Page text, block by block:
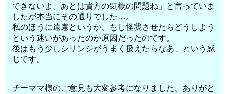
できないよ。あとは貴方の気概の問題ね」と言っていま
したが本当にその通りでした…。
私のほうに遠慮というか、もし怪我させたらどうしよう
という迷いがあったのが原因だったのです。
後はもう少しシリンジがうまく扱えたらなあ、という感
じです。
チーママ様のご意見も大変参考になりました、ありがと